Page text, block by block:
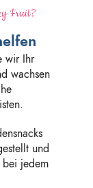
Fruit?
wir Ihr
wachsen
und
bei jedem